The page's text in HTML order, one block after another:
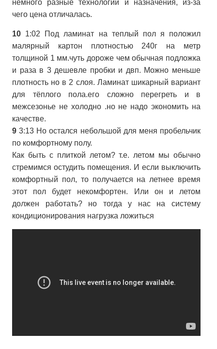
немного разные технологии и назначения, из-за
чего цена отличалась.
10 1:02 Под ламинат на теплый пол я положил
малярный картон плотностью 240г на метр
толщиной 1 мм.чуть дороже чем обычная подложка
и раза в 3 дешевле пробки и двп. Можно меньше
плотность но в 2 слоя. Ламинат шикарный вариант
для тёплого пола.его сложно перегреть и в
межсезонье не холодно .но не надо экономить на
качестве.
9 3:13 Но остался небольшой для меня пробельчик
по комфортному полу.
Как быть с плиткой летом? т.е. летом мы обычно
стремимся остудить помещения. И если выключить
комфортный пол, то получается на летнее время
этот пол будет некомфортен. Или он и летом
должен работать? но тогда у нас на систему
кондиционирования нагрузка ложиться